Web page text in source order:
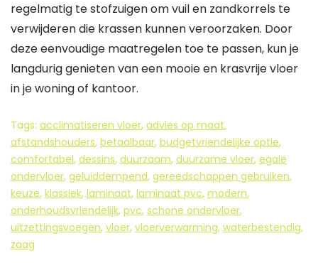
regelmatig te stofzuigen om vuil en zandkorrels te
verwijderen die krassen kunnen veroorzaken. Door
deze eenvoudige maatregelen toe te passen, kun je
langdurig genieten van een mooie en krasvrije vloer
in je woning of kantoor.
Tags: acclimatiseren vloer, advies op maat,
afstandshouders, betaalbaar, budgetvriendelijke optie,
comfortabel, dessins, duurzaam, duurzame vloer, egale
ondervloer, geluiddempend, gereedschappen gebruiken,
keuze, klassiek, laminaat, laminaat pvc, modern,
onderhoudsvriendelijk, pvc, schone ondervloer,
uitzettingsvoegen, vloer, vloerverwarming, waterbestendig,
zaag